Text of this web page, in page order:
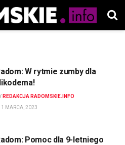
W rytmie zumby dla
REDAKCJA RADOMSKIE.INFO
1 MARCA, 2023
Pomoc dla 9-letniego